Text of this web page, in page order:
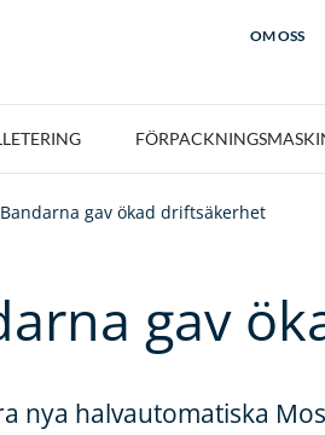
OM OSS
Bandarna gav ökad driftsäkerhet
gav
nya halvautomatiska